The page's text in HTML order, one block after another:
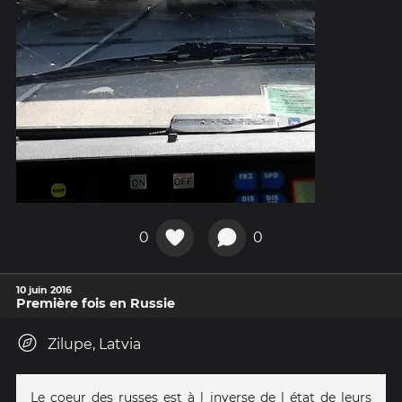
0 0
10 juin 2016
Première fois en Russie
Zilupe, Latvia
Le coeur des russes est à l inverse de l état de leurs